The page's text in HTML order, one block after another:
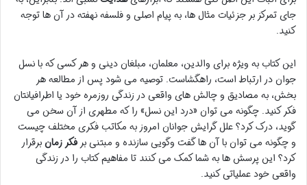
جای تمرکز بر جزئیات مثال ها، به پیام اصلی و فلسفه نهفته در آن ها توجه
کنید.
این کتاب به ویژه برای والدین، معلمان، مبلغان دینی و هر کسی که با نسل
جوان در ارتباط است، راهگشاست. توصیه می شود پس از مطالعه هر
بخش، به مصادیق و چالش های واقعی در زندگی روزمره خود یا اطرافیانتان
فکر کنید. چگونه می توان «درد این نسل» را که مطهری از آن سخن می
گوید، درک کرد؟ علل گرایش جوانان امروز به مکاتب فکری مختلف چیست
و چگونه می توان با آن ها گفت وگویی سازنده و مبتنی بر فکر زمانبرقرار
کرد؟ این پرسش ها به شما کمک می کنند تا مفاهیم کتاب را در زندگی
واقعی خود عملیاتی کنید.